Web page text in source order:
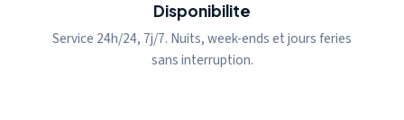
Disponibilite
Service 24h/24, 7j/7. Nuits, week-ends et jours feries
sans interruption.